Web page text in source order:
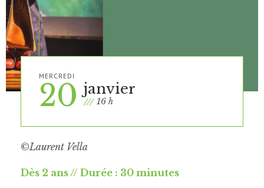
MERCREDI
20 janvier
16 h
©Laurent Vella
Dès 2 ans // Durée : 30 minutes